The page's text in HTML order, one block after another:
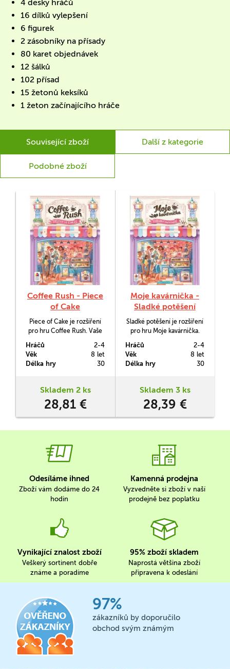
4 desky hráčů
16 dílků vylepšení
6 figurek
2 zásobníky na přísady
80 karet objednávek
12 šálků
102 přísad
15 žetonů keksíků
1 žeton začínajícího hráče
Související zboží Další z kategorie
Podobné zboží
Coffee Rush - Piece
of Cake
Piece of Cake je rozšíření
pro hru Coffee Rush. Vaše
nabídka nápojů už zdaleka
nestačí. Nyní máte v
nabídce i dortíky.
Hráčů
2-4
Věk
8 let
Délka hry
30
Skladem 2 ks
28,81 €
Moje kavárnička -
Sladké potěšení
Sladké potěšení je rozšíření
pro hru Moje kavárnička.
a nabídka nápojů už zdaleka
nestačí. Nyní máte v
nabídce i dortíky.
Hráčů
2-4
Věk
8 let
Délka hry
30
Skladem 3 ks
28,39 €
Odesíláme ihned
Zboží vám dodáme do 24
hodin
Kamenná prodejna
Vyzvedněte si zboží v naší
prodejně bez poplatku
Vynikající znalost zboží
Veškerý sortinent dobře
známe a poradíme
95% zboží skladem
Naprostá většina zboží
připravena k odeslání
97%
zákazníků by doporučilo
obchod svým známým